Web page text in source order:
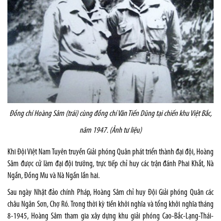
Đồng chí Hoàng Sâm (trái) cùng đồng chí Văn Tiến Dũng tại chiến khu Việt Bắc,
năm 1947. (Ảnh tư liệu)
Khi Đội Việt Nam Tuyên truyền Giải phóng Quân phát triển thành đại đội, Hoàng
Sâm được cử làm đại đội trưởng, trực tiếp chỉ huy các trận đánh Phai Khắt, Nà
Ngần, Đồng Mu và Nà Ngần lần hai.
Sau ngày Nhật đảo chính Pháp, Hoàng Sâm chỉ huy Đội Giải phóng Quân các
châu Ngân Sơn, Chợ Ró. Trong thời kỳ tiền khởi nghĩa và tổng khởi nghĩa tháng
8-1945, Hoàng Sâm tham gia xây dựng khu giải phóng Cao-Bắc-Lạng-Thái-